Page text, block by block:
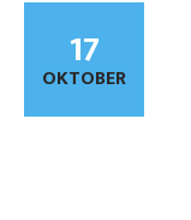
17
OKTOBER